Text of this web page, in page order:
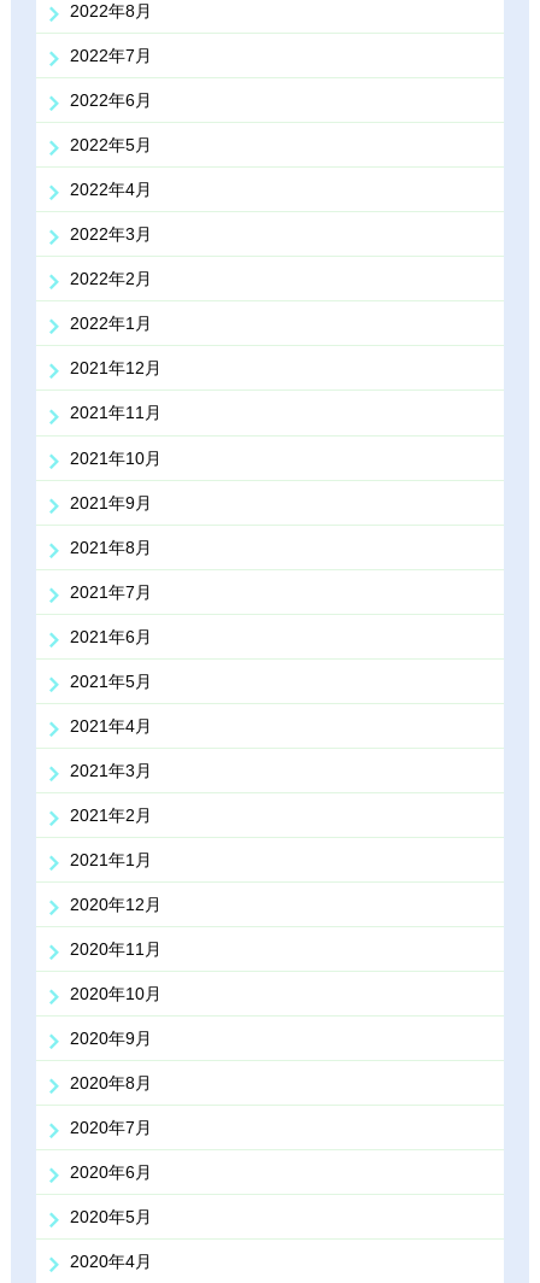
2022年8月
2022年7月
2022年6月
2022年5月
2022年4月
2022年3月
2022年2月
2022年1月
2021年12月
2021年11月
2021年10月
2021年9月
2021年8月
2021年7月
2021年6月
2021年5月
2021年4月
2021年3月
2021年2月
2021年1月
2020年12月
2020年11月
2020年10月
2020年9月
2020年8月
2020年7月
2020年6月
2020年5月
2020年4月